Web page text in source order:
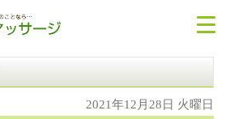
2021年12月28日 火曜日